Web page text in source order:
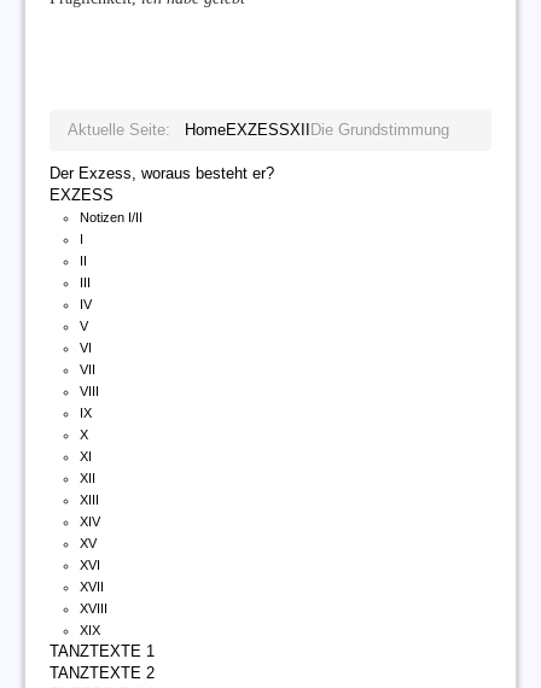
Aktuelle Seite: HomeEXZESSXII Die Grundstimmung
Der Exzess, woraus besteht er?
EXZESS
Notizen I/II
I
II
III
IV
V
VI
VII
VIII
IX
X
XI
XII
XIII
XIV
XV
XVI
XVII
XVIII
XIX
TANZTEXTE 1
TANZTEXTE 2